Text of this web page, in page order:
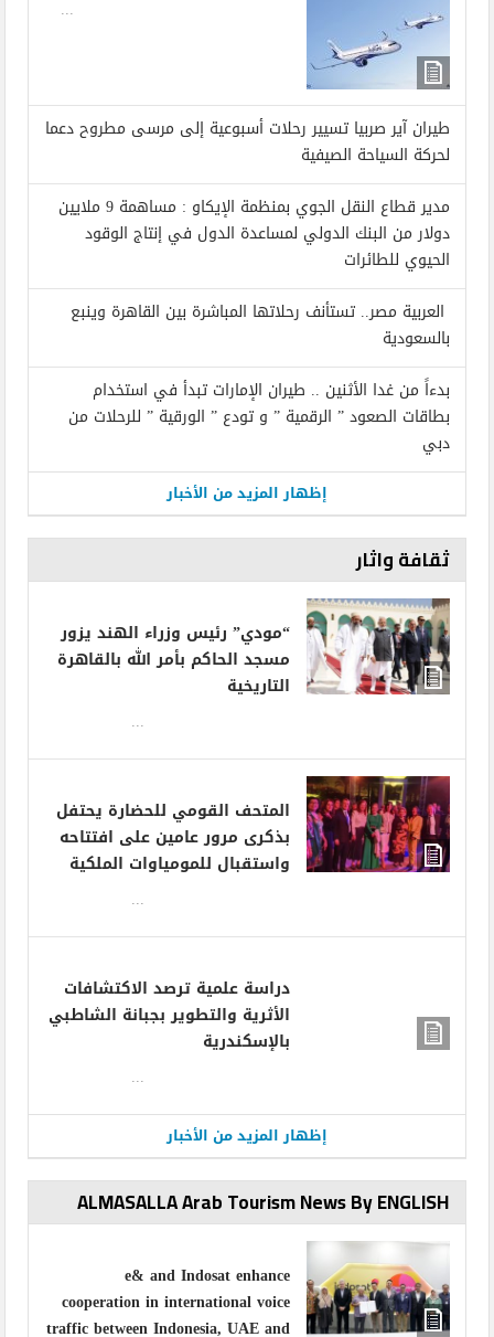
طيران آير صربيا تسيير رحلات أسبوعية إلى مرسى مطروح دعما
لحركة السياحة الصيفية
مدير قطاع النقل الجوي بمنظمة الإيكاو : مساهمة 9 ملايين
دولار من البنك الدولي لمساعدة الدول في إنتاج الوقود
الحيوي للطائرات
العربية مصر.. تستأنف رحلاتها المباشرة بين القاهرة وينبع
بالسعودية
بدءاً من غدا الأثنين .. طيران الإمارات تبدأ في استخدام
بطاقات الصعود ” الرقمية ” و تودع ” الورقية ” للرحلات من
دبي
إظهار المزيد من الأخبار
ثقافة واثار
“مودي” رئيس وزراء الهند يزور
مسجد الحاكم بأمر الله بالقاهرة
التاريخية
المتحف القومي للحضارة يحتفل
بذكرى مرور عامين على افتتاحه
واستقبال للمومياوات الملكية
دراسة علمية ترصد الاكتشافات
الأثرية والتطوير بجبانة الشاطبي
بالإسكندرية
إظهار المزيد من الأخبار
ALMASALLA Arab Tourism News By ENGLISH
e& and Indosat enhance
cooperation in international voice
traffic between Indonesia, UAE and